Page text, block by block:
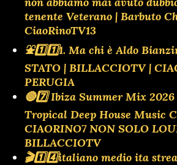
tenente Veterano | Barbuto
CiaoRinoTV13
⛲️1️⃣1️⃣1. Ma chi è Aldo
STATO | BILLACCIOTV |
PERUGIA
🔴7️⃣ Ibiza Summer Mix 2026
Tropical Deep House Music
CIAORINO7 NON SOLO
BILLACCIOTV
🎬1️⃣4️⃣italiano medio ita